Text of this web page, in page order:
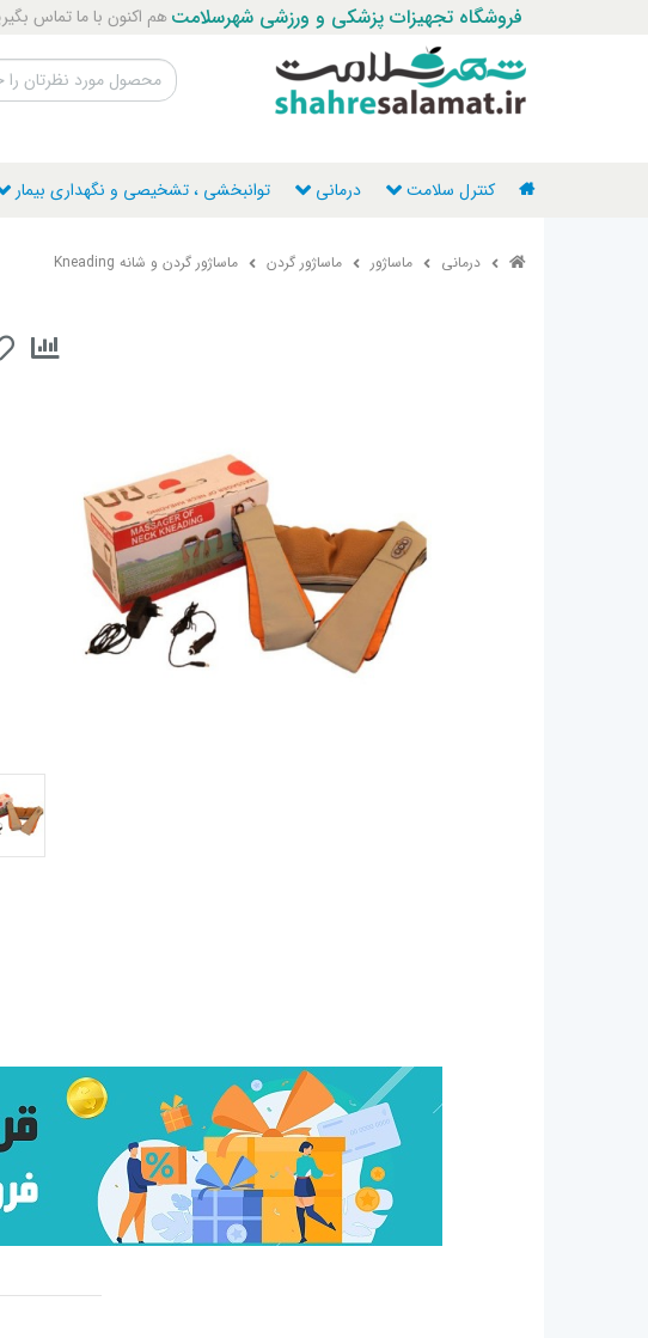
فروشگاه تجهیزات پزشکی و ورزشی شهرسلامت هم اکنون با ما تماس بگیرید: 02166933064 -
کنترل سلامت درمانی توانبخشی ، تشخیصی و نگهداری بیمار
درمانی ماساژور ماساژور گردن ماساژور گردن و شانه Kneading